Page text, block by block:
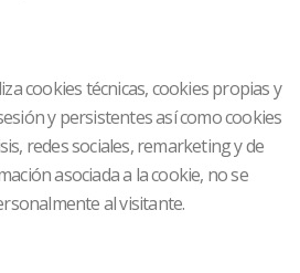
cookies técnicas, cookies propias y
y persistentes así como cookies
redes sociales, remarketing y de
asociada a la cookie, no se
al visitante.